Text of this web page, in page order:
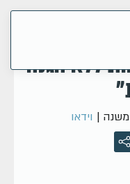
"פייזר
ללא הגנה
| וידאו